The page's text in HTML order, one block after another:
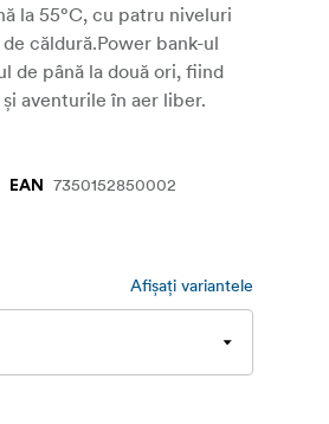
la 55°C, cu patru niveluri
căldură.Power bank-ul
de până la două ori, fiind
aventurile în aer liber.
EAN 7350152850002
Afișați variantele